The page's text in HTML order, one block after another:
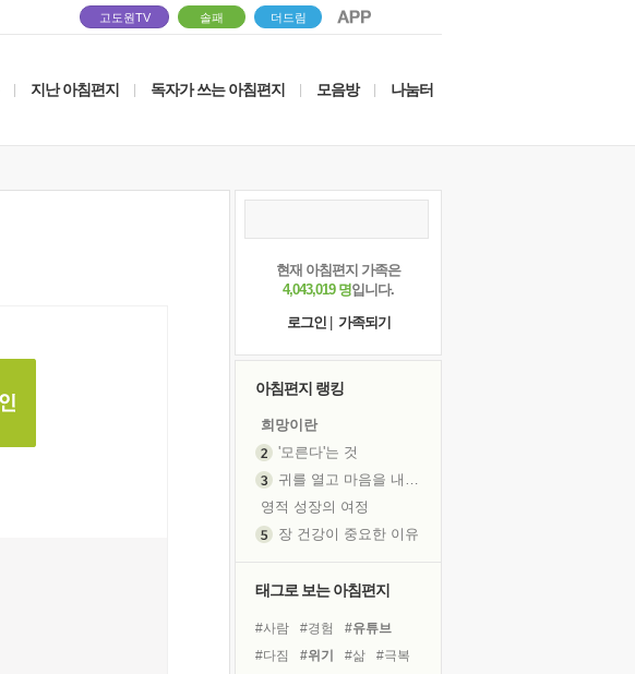
고도원TV 솔패 더드림
지난 아침편지 독자가 쓰는 아침편지 모음방 나눔터
현재 아침편지 가족은
4,043,019 명입니다.
로그인
가족되기
아침편지 랭킹
희망이란
'모른다'는 것
귀를 열고 마음을 내어주고
영적 성장의 여정
장 건강이 중요한 이유
흙이 된 몸으로 출근하는 여자
태그로 보는 아침편지
#사람 #경험
#유튜브
#다짐
#위기 #삶
#극복